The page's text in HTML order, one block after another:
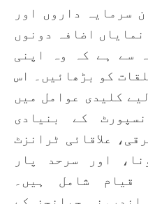
سرمایہ داروں اور
اضافہ دونوں
سے ہے کہ وہ اپنی
کو بڑھائیں۔ اس
کلیدی عوامل میں
کے بنیادی
علاقائی ٹرانزٹ
اور سرحد پار
قیام شامل ہیں۔